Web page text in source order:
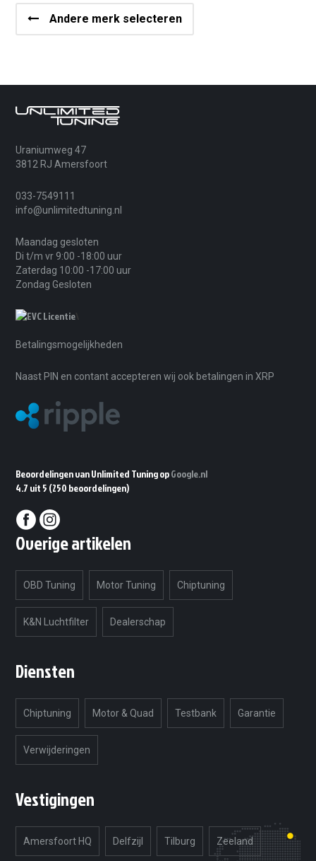
Andere merk selecteren
Uraniumweg 47
3812 RJ Amersfoort
033-7549111
info@unlimitedtuning.nl
Maandag gesloten
Di t/m vr 9:00 -18:00 uur
Zaterdag 10:00 -17:00 uur
Zondag Gesloten
Betalingsmogelijkheden
Naast PIN en contant accepteren wij ook betalingen in XRP
Beoordelingen van Unlimited Tuning opGoogle.nl
4.7 uit 5 (250 beoordelingen)
Overige artikelen
OBD Tuning Motor Tuning Chiptuning
K&N Luchtfilter Dealerschap
Diensten
Chiptuning Motor & Quad Testbank Garantie
Verwijderingen
Vestigingen
Amersfoort HQ Delfzijl Tilburg Zeeland